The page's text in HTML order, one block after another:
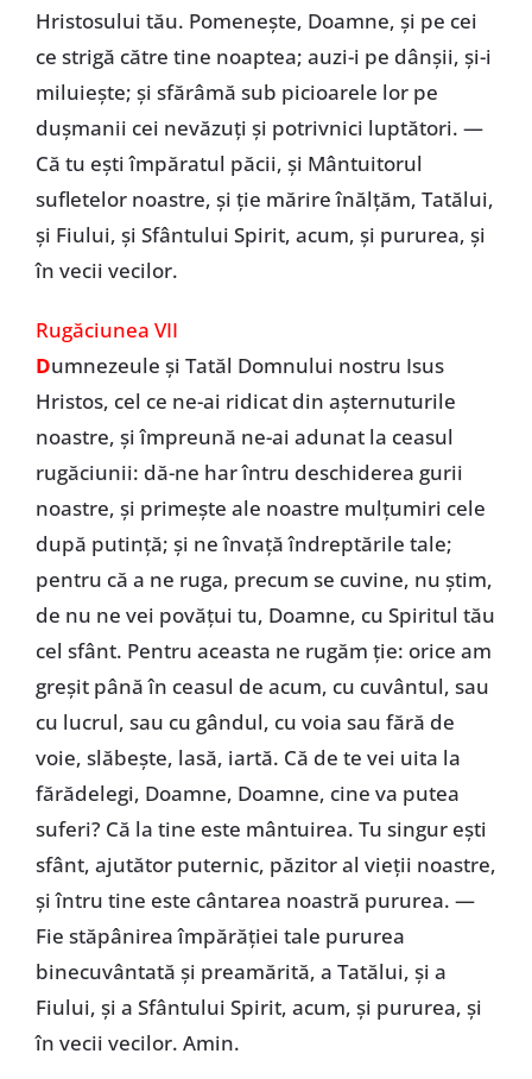
Hristosului tău. Pomeneşte, Doamne, şi pe cei
ce strigă către tine noaptea; auzi-i pe dânşii, şi-i
miluieşte; şi sfărâmă sub picioarele lor pe
duşmanii cei nevăzuţi şi potrivnici luptători. —
Că tu eşti împăratul păcii, şi Mântuitorul
sufletelor noastre, şi ţie mărire înălţăm, Tatălui,
şi Fiului, şi Sfântului Spirit, acum, şi pururea, şi
în vecii vecilor.
Rugăciunea VII
Dumnezeule şi Tatăl Domnului nostru Isus
Hristos, cel ce ne-ai ridicat din aşternuturile
noastre, şi împreună ne-ai adunat la ceasul
rugăciunii: dă-ne har întru deschiderea gurii
noastre, şi primeşte ale noastre mulţumiri cele
după putinţă; şi ne învaţă îndreptările tale;
pentru că a ne ruga, precum se cuvine, nu ştim,
de nu ne vei povăţui tu, Doamne, cu Spiritul tău
cel sfânt. Pentru aceasta ne rugăm ţie: orice am
greşit până în ceasul de acum, cu cuvântul, sau
cu lucrul, sau cu gândul, cu voia sau fără de
voie, slăbeşte, lasă, iartă. Că de te vei uita la
fărădelegi, Doamne, Doamne, cine va putea
suferi? Că la tine este mântuirea. Tu singur eşti
sfânt, ajutător puternic, păzitor al vieţii noastre,
şi întru tine este cântarea noastră pururea. —
Fie stăpânirea împărăţiei tale pururea
binecuvântată şi preamărită, a Tatălui, şi a
Fiului, şi a Sfântului Spirit, acum, şi pururea, şi
în vecii vecilor. Amin.